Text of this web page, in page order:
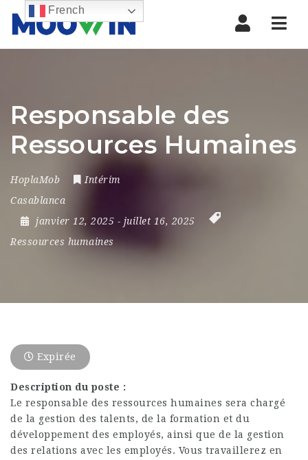
Responsable des
Ressources Humaines
HoplaMob
Intérim
Casablanca
janvier 12, 2025 - juillet 16, 2025
Ressources humaines
Expirée
Description du poste :
Le responsable des ressources humaines sera chargé
de la gestion des talents, de la formation et du
développement des employés, ainsi que de la gestion
des relations avec les employés. Vous travaillerez en
French